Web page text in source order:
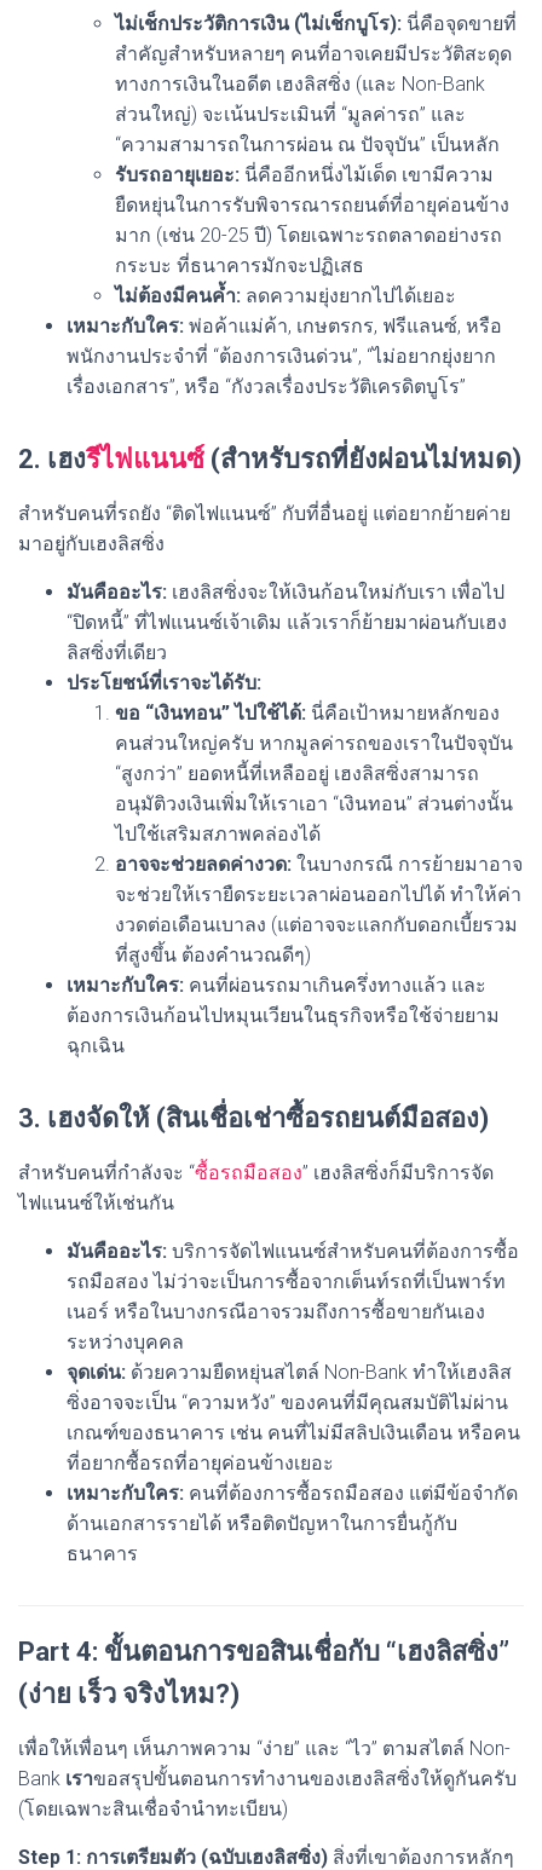
ไม่เช็กประวัติการเงิน (ไม่เช็กบูโร): นี่คือจุดขายที่
สำคัญสำหรับหลายๆ คนที่อาจเคยมีประวัติสะดุด
ทางการเงินในอดีต เฮงลิสซิ่ง (และ Non-Bank
ส่วนใหญ่) จะเน้นประเมินที่ “มูลค่ารถ” และ
“ความสามารถในการผ่อน ณ ปัจจุบัน” เป็นหลัก
รับรถอายุเยอะ: นี่คืออีกหนึ่งไม้เด็ด เขามีความ
ยืดหยุ่นในการรับพิจารณารถยนต์ที่อายุค่อนข้าง
มาก (เช่น 20-25 ปี) โดยเฉพาะรถตลาดอย่างรถ
กระบะ ที่ธนาคารมักจะปฏิเสธ
ไม่ต้องมีคนค้ำ: ลดความยุ่งยากไปได้เยอะ
เหมาะกับใคร: พ่อค้าแม่ค้า, เกษตรกร, ฟรีแลนซ์, หรือ
พนักงานประจำที่ “ต้องการเงินด่วน”, “ไม่อยากยุ่งยาก
เรื่องเอกสาร”, หรือ “กังวลเรื่องประวัติเครดิตบูโร”
2. เฮงรีไฟแนนซ์ (สำหรับรถที่ยังผ่อนไม่หมด)
สำหรับคนที่รถยัง “ติดไฟแนนซ์” กับที่อื่นอยู่ แต่อยากย้ายค่าย
มาอยู่กับเฮงลิสซิ่ง
มันคืออะไร: เฮงลิสซิ่งจะให้เงินก้อนใหม่กับเรา เพื่อไป
“ปิดหนี้” ที่ไฟแนนซ์เจ้าเดิม แล้วเราก็ย้ายมาผ่อนกับเฮง
ลิสซิ่งที่เดียว
ประโยชน์ที่เราจะได้รับ:
ขอ “เงินทอน” ไปใช้ได้: นี่คือเป้าหมายหลักของ
คนส่วนใหญ่ครับ หากมูลค่ารถของเราในปัจจุบัน
“สูงกว่า” ยอดหนี้ที่เหลืออยู่ เฮงลิสซิ่งสามารถ
อนุมัติวงเงินเพิ่มให้เราเอา “เงินทอน” ส่วนต่างนั้น
ไปใช้เสริมสภาพคล่องได้
อาจจะช่วยลดค่างวด: ในบางกรณี การย้ายมาอาจ
จะช่วยให้เรายืดระยะเวลาผ่อนออกไปได้ ทำให้ค่า
งวดต่อเดือนเบาลง (แต่อาจจะแลกกับดอกเบี้ยรวม
ที่สูงขึ้น ต้องคำนวณดีๆ)
เหมาะกับใคร: คนที่ผ่อนรถมาเกินครึ่งทางแล้ว และ
ต้องการเงินก้อนไปหมุนเวียนในธุรกิจหรือใช้จ่ายยาม
ฉุกเฉิน
3. เฮงจัดให้ (สินเชื่อเช่าซื้อรถยนต์มือสอง)
สำหรับคนที่กำลังจะ “ซื้อรถมือสอง” เฮงลิสซิ่งก็มีบริการจัด
ไฟแนนซ์ให้เช่นกัน
มันคืออะไร: บริการจัดไฟแนนซ์สำหรับคนที่ต้องการซื้อ
รถมือสอง ไม่ว่าจะเป็นการซื้อจากเต็นท์รถที่เป็นพาร์ท
เนอร์ หรือในบางกรณีอาจรวมถึงการซื้อขายกันเอง
ระหว่างบุคคล
จุดเด่น: ด้วยความยืดหยุ่นสไตล์ Non-Bank ทำให้เฮงลิส
ซิ่งอาจจะเป็น “ความหวัง” ของคนที่มีคุณสมบัติไม่ผ่าน
เกณฑ์ของธนาคาร เช่น คนที่ไม่มีสลิปเงินเดือน หรือคน
ที่อยากซื้อรถที่อายุค่อนข้างเยอะ
เหมาะกับใคร: คนที่ต้องการซื้อรถมือสอง แต่มีข้อจำกัด
ด้านเอกสารรายได้ หรือติดปัญหาในการยื่นกู้กับ
ธนาคาร
Part 4: ขั้นตอนการขอสินเชื่อกับ “เฮงลิสซิ่ง”
(ง่าย เร็ว จริงไหม?)
เพื่อให้เพื่อนๆ เห็นภาพความ “ง่าย” และ “ไว” ตามสไตล์ Non-
Bank เราขอสรุปขั้นตอนการทำงานของเฮงลิสซิ่งให้ดูกันครับ
(โดยเฉพาะสินเชื่อจำนำทะเบียน)
Step 1: การเตรียมตัว (ฉบับเฮงลิสซิ่ง) สิ่งที่เขาต้องการหลักๆ